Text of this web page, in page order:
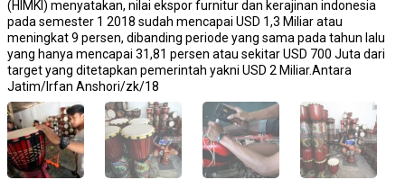
(HIMKI) menyatakan, nilai ekspor furnitur dan kerajinan indonesia
pada semester 1 2018 sudah mencapai USD 1,3 Miliar atau
meningkat 9 persen, dibanding periode yang sama pada tahun lalu
yang hanya mencapai 31,81 persen atau sekitar USD 700 Juta dari
target yang ditetapkan pemerintah yakni USD 2 Miliar.Antara
Jatim/Irfan Anshori/zk/18